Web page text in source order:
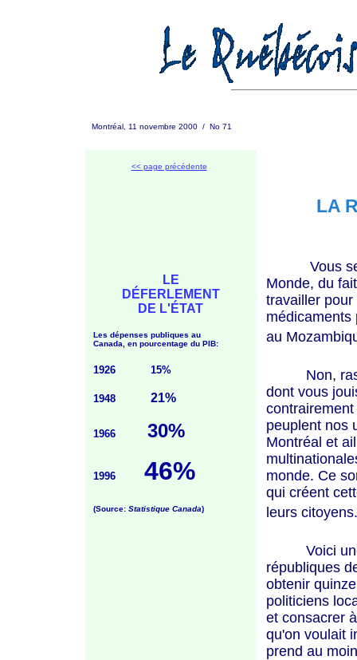
Montréal, 11 novembre 2000 / No 71
<< page précédente
LE
DÉFERLEMENT
DE L'ÉTAT
Les dépenses publiques au
Canada, en pourcentage du PIB:
1926 15%
1948 21%
1966 30%
1996 46%
(Source: Statistique Canada)
LA
Vous
Monde, du
travailler
médicaments
au
Non,
dont vous
peuplent nos
Montréal et
monde. Ce
qui créent
leurs
Voici une
républiques
obtenir
politiciens
et consacrer
qu'on voulait
prend au